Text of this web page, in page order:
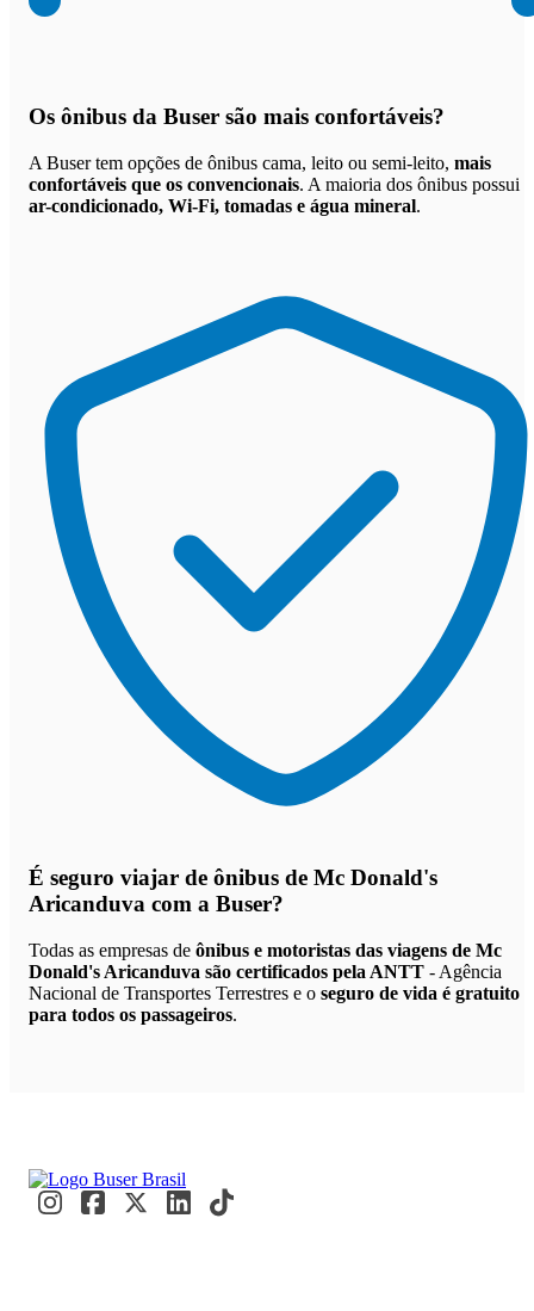
Os ônibus da Buser são mais confortáveis?
A Buser tem opções de ônibus cama, leito ou semi-leito, mais
confortáveis que os convencionais. A maioria dos ônibus possui
ar-condicionado, Wi-Fi, tomadas e água mineral.
É seguro viajar de ônibus de Mc Donald's
Aricanduva com a Buser?
Todas as empresas de ônibus e motoristas das viagens de Mc
Donald's Aricanduva são certificados pela ANTT - Agência
Nacional de Transportes Terrestres e o seguro de vida é gratuito
para todos os passageiros.